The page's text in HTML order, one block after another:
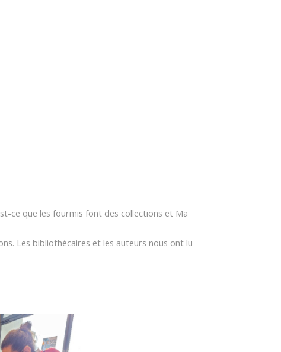
ce que les fourmis font des collections et Ma
Les bibliothécaires et les auteurs nous ont lu